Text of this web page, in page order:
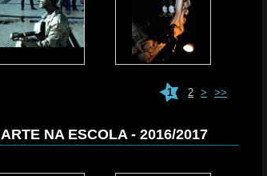
1 2 > >>
ARTE NA ESCOLA - 2016/2017